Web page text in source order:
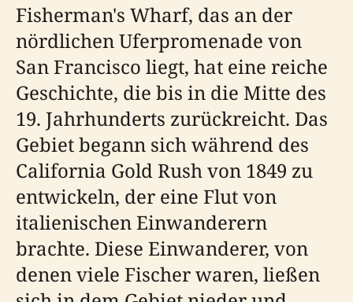
Fisherman's Wharf, das an der
nördlichen Uferpromenade von
San Francisco liegt, hat eine reiche
Geschichte, die bis in die Mitte des
19. Jahrhunderts zurückreicht. Das
Gebiet begann sich während des
California Gold Rush von 1849 zu
entwickeln, der eine Flut von
italienischen Einwanderern
brachte. Diese Einwanderer, von
denen viele Fischer waren, ließen